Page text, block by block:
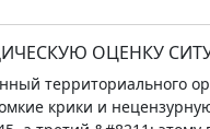
ОЦЕНКУ
территориального
крики и